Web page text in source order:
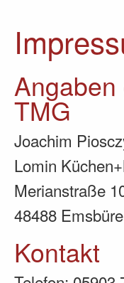
TMG
Joachim
Lomin
Merianstraße
48488
Kontakt